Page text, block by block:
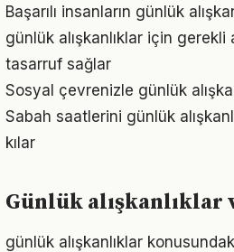
Başarılı insanların günlük
günlük alışkanlıklar için
tasarruf sağlar
Sosyal çevrenizle günlük
Sabah saatlerini günlük
kılar
Günlük alışkanlıklar
günlük alışkanlıklar